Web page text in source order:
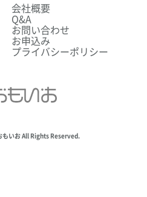
会社概要
Q&A
お問い合わせ
お申込み
プライバシーポリシー
もいお All Rights Reserved.